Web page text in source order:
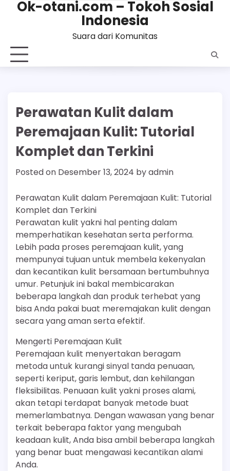
Ok-otani.com – Tokoh Sosial
Indonesia
Suara dari Komunitas
Perawatan Kulit dalam
Peremajaan Kulit: Tutorial
Komplet dan Terkini
Posted on Desember 13, 2024 byadmin
Perawatan Kulit dalam Peremajaan Kulit: Tutorial
Komplet dan Terkini
Perawatan kulit yakni hal penting dalam
memperhatikan kesehatan serta performa.
Lebih pada proses peremajaan kulit, yang
mempunyai tujuan untuk membela kekenyalan
dan kecantikan kulit bersamaan bertumbuhnya
umur. Petunjuk ini bakal membicarakan
beberapa langkah dan produk terhebat yang
bisa Anda pakai buat meremajakan kulit dengan
secara yang aman serta efektif.
Mengerti Peremajaan Kulit
Peremajaan kulit menyertakan beragam
metoda untuk kurangi sinyal tanda penuaan,
seperti keriput, garis lembut, dan kehilangan
fleksibilitas. Penuaan kulit yakni proses alami,
akan tetapi terdapat banyak metode buat
memerlambatnya. Dengan wawasan yang benar
terkait beberapa faktor yang mengubah
keadaan kulit, Anda bisa ambil beberapa langkah
yang benar buat mengawasi kecantikan alami
Anda.